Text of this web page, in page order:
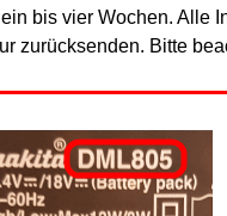
bis vier Wochen. Alle
zurücksenden. Bitte